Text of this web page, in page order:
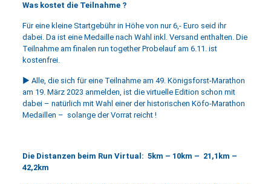
Was kostet die Teilnahme ?
Für eine kleine Startgebühr in Höhe von nur 6,- Euro seid ihr
dabei. Da ist eine Medaille nach Wahl inkl. Versand enthalten. Die
Teilnahme am finalen run together Probelauf am 6.11. ist
kostenfrei.
► Alle, die sich für eine Teilnahme am 49. Königsforst-Marathon
am 19. März 2023 anmelden, ist die virtuelle Edition schon mit
dabei – natürlich mit Wahl einer der historischen Köfo-Marathon
Medaillen – solange der Vorrat reicht !
Die Distanzen beim Run Virtual: 5km – 10km – 21,1km –
42,2km